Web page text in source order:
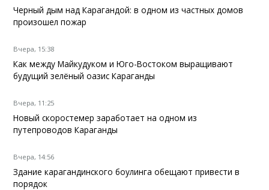
Черный дым над Карагандой: в одном из частных домов
произошел пожар
Вчера, 15:38
Как между Майкудуком и Юго-Востоком выращивают
будущий зелёный оазис Караганды
Вчера, 11:25
Новый скоростемер заработает на одном из
путепроводов Караганды
Вчера, 14:56
Здание карагандинского боулинга обещают привести в
порядок